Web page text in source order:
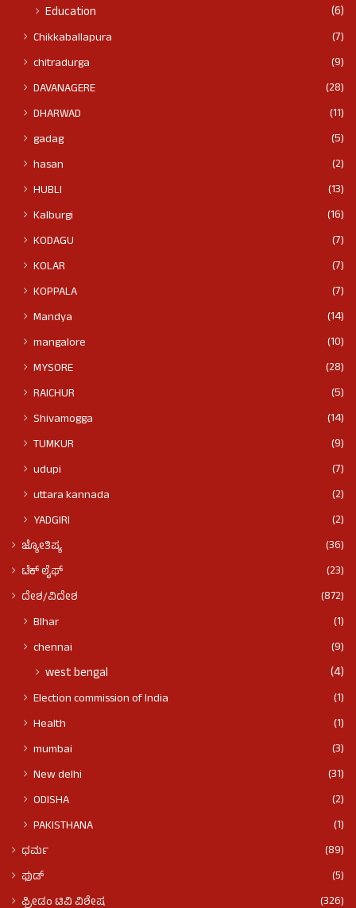
Education (6)
Chikkaballapura
(7)
chitradurga
(9)
DAVANAGERE
(28)
DHARWAD
(11)
gadag
(5)
hasan
(2)
HUBLI
(13)
Kalburgi
(16)
KODAGU
(7)
KOLAR
(7)
KOPPALA
(7)
Mandya
(14)
mangalore
(10)
MYSORE
(28)
RAICHUR
(5)
Shivamogga
(14)
TUMKUR
(9)
udupi
(7)
uttara kannada
(2)
YADGIRI
(2)
ಜ್ಯೋತಿಷ್ಯ
(36)
ಟೆಕ್ ಲೈಫ್
(23)
ದೇಶ/ವಿದೇಶ
(872)
BIhar
(1)
chennai
(9)
west bengal (4)
Election commission of India
(1)
Health
(1)
mumbai
(3)
New delhi
(31)
ODISHA
(2)
PAKISTHANA
(1)
ಧರ್ಮ
(89)
ಫುಡ್​​
(5)
ಫ್ರೀಡಂ ಟಿವಿ ವಿಶೇಷ
(326)